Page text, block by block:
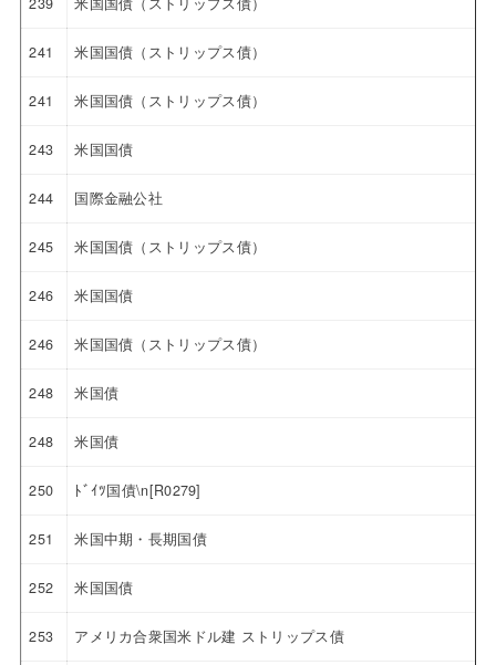
241 米国国債（ストリップス債）
241 米国国債（ストリップス債）
243 米国国債
244 国際金融公社
245 米国国債（ストリップス債）
246 米国国債
246 米国国債（ストリップス債）
248 米国債
248 米国債
250 ﾄﾞｲﾂ国債\n[R0279]
251 米国中期・長期国債
252 米国国債
253 アメリカ合衆国米ドル建 ストリップス債